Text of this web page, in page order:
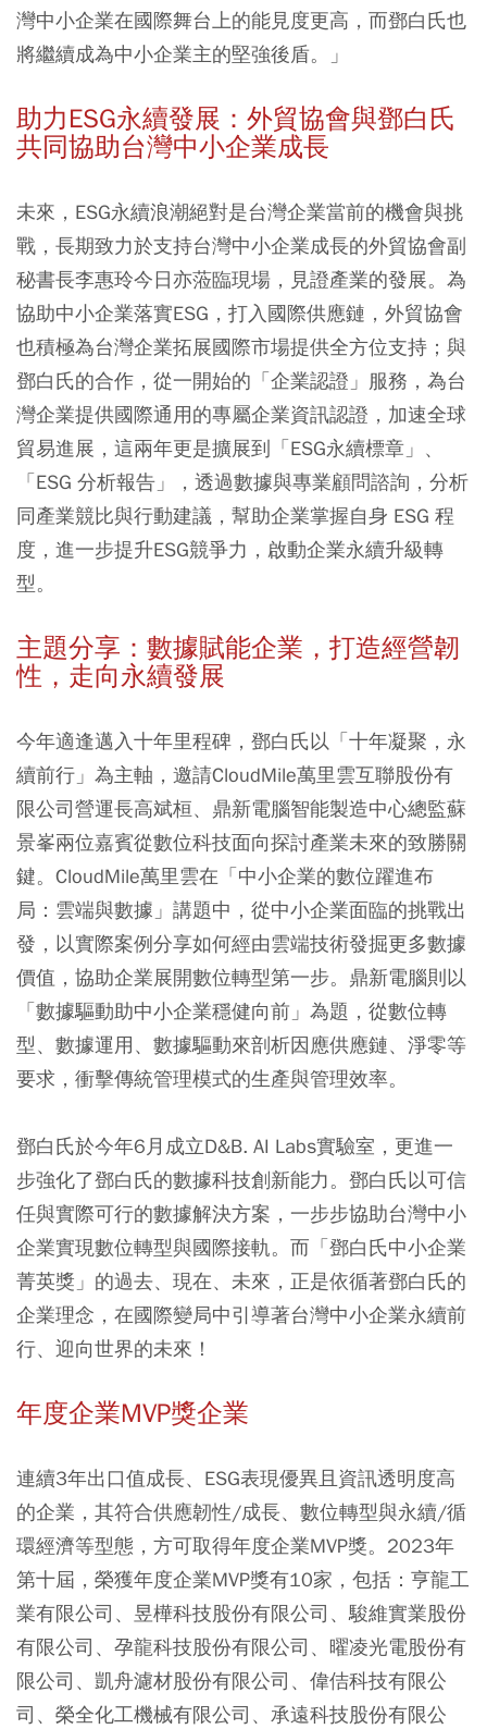
灣中小企業在國際舞台上的能見度更高，而鄧白氏也
將繼續成為中小企業主的堅強後盾。」
助力ESG永續發展：外貿協會與鄧白氏
共同協助台灣中小企業成長
未來，ESG永續浪潮絕對是台灣企業當前的機會與挑
戰，長期致力於支持台灣中小企業成長的外貿協會副
秘書長李惠玲今日亦蒞臨現場，見證產業的發展。為
協助中小企業落實ESG，打入國際供應鏈，外貿協會
也積極為台灣企業拓展國際市場提供全方位支持；與
鄧白氏的合作，從一開始的「企業認證」服務，為台
灣企業提供國際通用的專屬企業資訊認證，加速全球
貿易進展，這兩年更是擴展到「ESG永續標章」、
「ESG 分析報告」，透過數據與專業顧問諮詢，分析
同產業競比與行動建議，幫助企業掌握自身 ESG 程
度，進一步提升ESG競爭力，啟動企業永續升級轉
型。
主題分享：數據賦能企業，打造經營韌
性，走向永續發展
今年適逢邁入十年里程碑，鄧白氏以「十年凝聚，永
續前行」為主軸，邀請CloudMile萬里雲互聯股份有
限公司營運長高斌桓、鼎新電腦智能製造中心總監蘇
景峯兩位嘉賓從數位科技面向探討產業未來的致勝關
鍵。CloudMile萬里雲在「中小企業的數位躍進布
局：雲端與數據」講題中，從中小企業面臨的挑戰出
發，以實際案例分享如何經由雲端技術發掘更多數據
價值，協助企業展開數位轉型第一步。鼎新電腦則以
「數據驅動助中小企業穩健向前」為題，從數位轉
型、數據運用、數據驅動來剖析因應供應鏈、淨零等
要求，衝擊傳統管理模式的生產與管理效率。
鄧白氏於今年6月成立D&B. AI Labs實驗室，更進一
步強化了鄧白氏的數據科技創新能力。鄧白氏以可信
任與實際可行的數據解決方案，一步步協助台灣中小
企業實現數位轉型與國際接軌。而「鄧白氏中小企業
菁英獎」的過去、現在、未來，正是依循著鄧白氏的
企業理念，在國際變局中引導著台灣中小企業永續前
行、迎向世界的未來！
年度企業MVP獎企業
連續3年出口值成長、ESG表現優異且資訊透明度高
的企業，其符合供應韌性/成長、數位轉型與永續/循
環經濟等型態，方可取得年度企業MVP獎。2023年
第十屆，榮獲年度企業MVP獎有10家，包括：亨龍工
業有限公司、昱樺科技股份有限公司、駿維實業股份
有限公司、孕龍科技股份有限公司、曜凌光電股份有
限公司、凱舟濾材股份有限公司、偉佶科技有限公
司、榮全化工機械有限公司、承遠科技股份有限公